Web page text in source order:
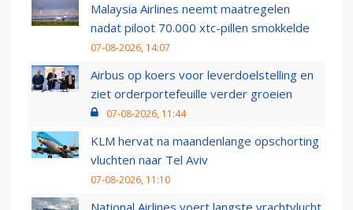
Malaysia Airlines neemt maatregelen
nadat piloot 70.000 xtc-pillen smokkelde
07-08-2026, 14:07
Airbus op koers voor leverdoelstelling en
ziet orderportefeuille verder groeien
07-08-2026, 11:44
KLM hervat na maandenlange opschorting
vluchten naar Tel Aviv
07-08-2026, 11:10